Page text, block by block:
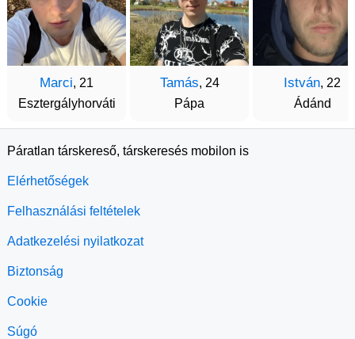
Marci, 21
Esztergályhorváti
Tamás, 24
Pápa
István, 22
Ádánd
Páratlan társkereső, társkeresés mobilon is
Elérhetőségek
Felhasználási feltételek
Adatkezelési nyilatkozat
Biztonság
Cookie
Súgó